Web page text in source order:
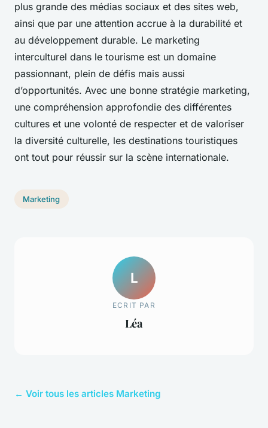
plus grande des médias sociaux et des sites web,
ainsi que par une attention accrue à la durabilité et
au développement durable. Le marketing
interculturel dans le tourisme est un domaine
passionnant, plein de défis mais aussi
d’opportunités. Avec une bonne stratégie marketing,
une compréhension approfondie des différentes
cultures et une volonté de respecter et de valoriser
la diversité culturelle, les destinations touristiques
ont tout pour réussir sur la scène internationale.
Marketing
L
ECRIT PAR
Léa
← Voir tous les articles Marketing